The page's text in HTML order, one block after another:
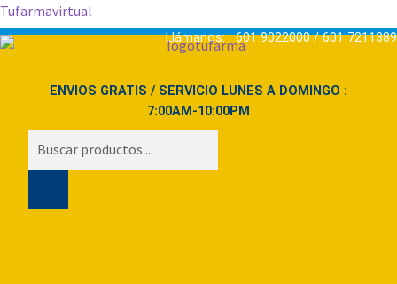
Tufarmavirtual
Llámanos: 601 9022000 / 601 7211389
ENVIOS GRATIS / SERVICIO LUNES A DOMINGO :
7:00AM-10:00PM